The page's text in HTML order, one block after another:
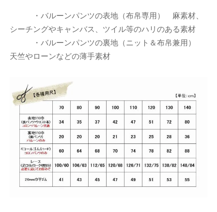
・バルーンパンツの表地（布帛専用） 麻素材、
シーチングやキャンバス、ツイル等のハリのある素材
・バルーンパンツの裏地（ニット＆布帛兼用）
天竺やローンなどの薄手素材